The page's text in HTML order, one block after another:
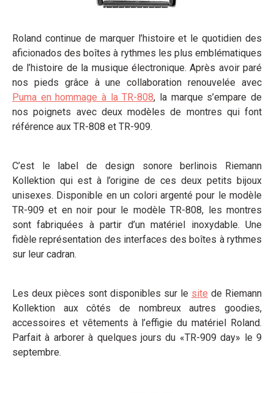
Roland continue de marquer l’histoire et le quotidien des
aficionados des boîtes à rythmes les plus emblématiques
de l’histoire de la musique électronique. Après avoir paré
nos pieds grâce à une collaboration renouvelée avec
Puma en hommage à la TR-808, la marque s’empare de
nos poignets avec deux modèles de montres qui font
référence aux TR-808 et TR-909.
C’est le label de design sonore berlinois Riemann
Kollektion qui est à l’origine de ces deux petits bijoux
unisexes. Disponible en un colori argenté pour le modèle
TR-909 et en noir pour le modèle TR-808, les montres
sont fabriquées à partir d’un matériel inoxydable. Une
fidèle représentation des interfaces des boîtes à rythmes
sur leur cadran.
Les deux pièces sont disponibles sur le site de Riemann
Kollektion aux côtés de nombreux autres goodies,
accessoires et vêtements à l’effigie du matériel Roland.
Parfait à arborer à quelques jours du «TR-909 day» le 9
septembre.